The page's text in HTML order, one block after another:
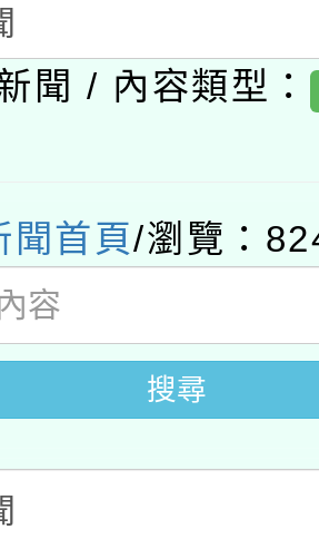
素養講師名單
內容與教學軟
研究院辦理「
優單位及節水達
8月22日(星期六
孔廟祈福系列
啟航」
桃園地景藝術
聞 / 內容類型：
聞首頁/瀏覽：
搜尋